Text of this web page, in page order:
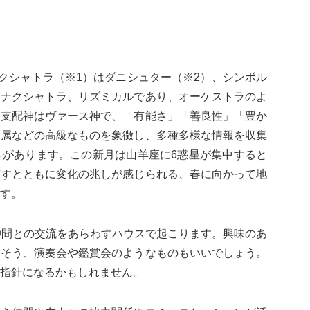
シャトラ（※1）はダニシュター（※2）、シンボル
クシャトラ、リズミカルであり、オーケストラのよ
配神はヴァース神で、「有能さ」「善良性」「豊か
などの高級なものを象徴し、多種多様な情報を収集
あります。この新月は山羊座に6惑星が集中すると
とともに変化の兆しが感じられる、春に向かって地
。
との交流をあらわすハウスで起こります。興味のあ
う、演奏会や鑑賞会のようなものもいいでしょう。
針になるかもしれません。